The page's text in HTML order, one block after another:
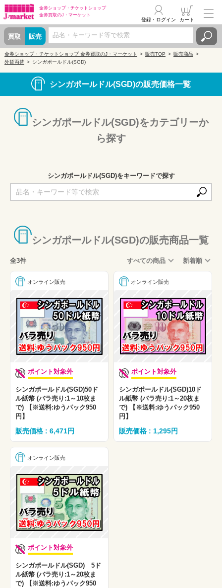
金券ショップ・ チケットショップ
金券買取のJ・マーケット
買取 販売
登録・ログイン カート
金券ショップ・チケットショップ 金券買取のJ・マーケット 販売TOP
販売商品
外貨両替
シンガポールドル(SGD)
シンガポールドル(SGD)の販売価格一覧
シンガポールドル(SGD)をカテゴリーか
ら探す
シンガポールドル(SGD)をキーワードで探す
シンガポールドル(SGD)の販売商品一覧
全3件 すべての商品 新着順
オンライン販売
ポイント対象外
シンガポールドル(SGD)50ド
ル紙幣 (バラ売り:1～10枚ま
で) 【※送料:ゆうパック950
円】
販売価格 : 6,471円
オンライン販売
ポイント対象外
シンガポールドル(SGD)10ド
ル紙幣 (バラ売り:1～20枚ま
で) 【※送料:ゆうパック950
円】
販売価格 : 1,295円
オンライン販売
ポイント対象外
シンガポールドル(SGD) 5ド
ル紙幣 (バラ売り:1～20枚ま
で) 【※送料:ゆうパック950